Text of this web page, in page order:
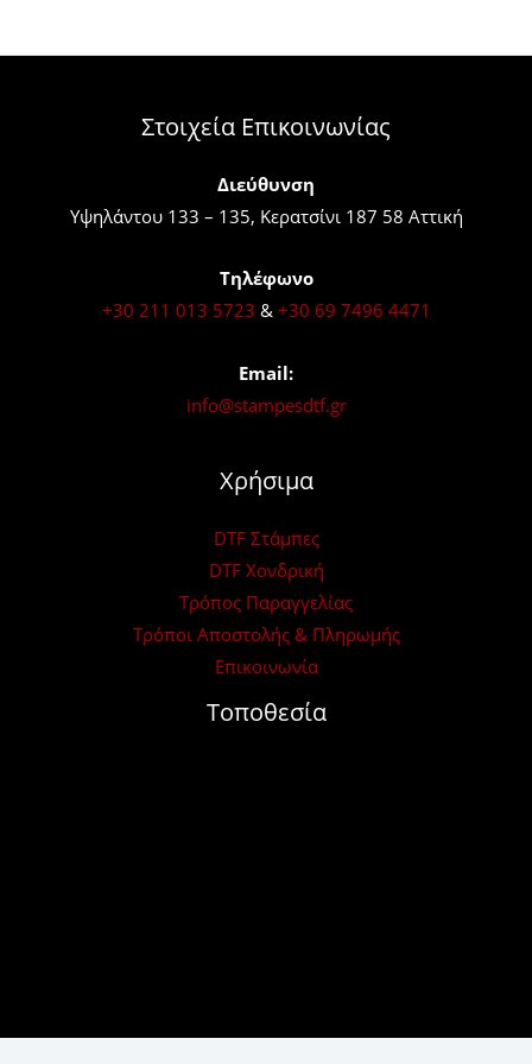
σελίδα
προϊόντος
σελίδα
Στοιχεία Επικοινωνίας
Διεύθυνση
Υψηλάντου 133 – 135, Κερατσίνι 187 58 Αττική
Τηλέφωνο
+30 211 013 5723 & +30 69 7496 4471
Email:
info@stampesdtf.gr
Χρήσιμα
DTF Στάμπες
DTF Χονδρική
Τρόπος Παραγγελίας
Τρόποι Αποστολής & Πληρωμής
Επικοινωνία
Τοποθεσία